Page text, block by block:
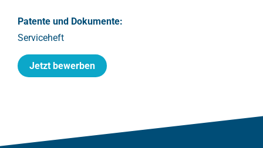
Patente und Dokumente:
Serviceheft
Jetzt bewerben